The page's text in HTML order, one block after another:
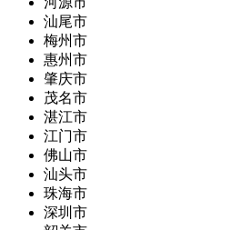
汕尾市
梅州市
惠州市
肇庆市
茂名市
湛江市
江门市
佛山市
汕头市
珠海市
深圳市